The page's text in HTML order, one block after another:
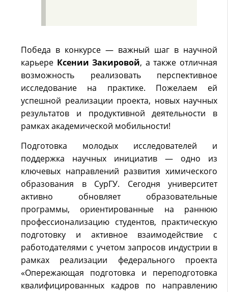
Победа в конкурсе — важный шаг в научной
карьере Ксении Закировой, а также отличная
возможность реализовать перспективное
исследование на практике. Пожелаем ей
успешной реализации проекта, новых научных
результатов и продуктивной деятельности в
рамках академической мобильности!
Подготовка молодых исследователей и
поддержка научных инициатив — одно из
ключевых направлений развития химического
образования в СурГУ. Сегодня университет
активно обновляет образовательные
программы, ориентированные на раннюю
профессионализацию студентов, практическую
подготовку и активное взаимодействие с
работодателями с учетом запросов индустрии в
рамках реализации федерального проекта
«Опережающая подготовка и переподготовка
квалифицированных кадров по направлению